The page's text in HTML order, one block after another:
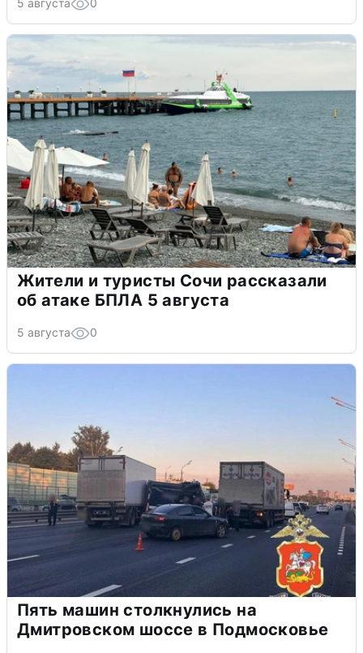
Жители и туристы Сочи рассказали
об атаке БПЛА 5 августа
5 августа 0
Пять машин столкнулись на
Дмитровском шоссе в Подмосковье